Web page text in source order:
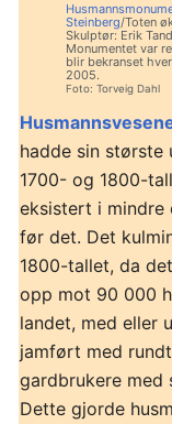
Steinberg/Toten
Skulptør: Erik
Monumentet var
blir bekranset
2005.
Foto: Torveig Dahl
hadde sin største
1700- og 1800-
eksistert i mindre
før det. Det
1800-tallet, da
opp mot 90 000
landet, med eller
jamført med
gardbrukere
Dette gjorde